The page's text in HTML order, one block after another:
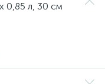
0,85 л, 30 см